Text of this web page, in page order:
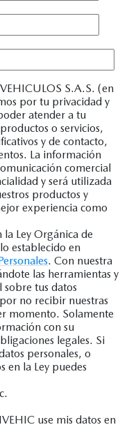
S.A.S. (en
por tu privacidad y
atender a tu
o servicios,
y de contacto,
La información
comercial
y será utilizada
productos y
experiencia como
Ley Orgánica de
establecido en
. Con nuestra
las herramientas y
tus datos
no recibir nuestras
momento. Solamente
con su
legales. Si
personales, o
en la Ley puedes
use mis datos en